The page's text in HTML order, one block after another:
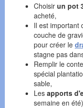
Choisir un pot
acheté,
Il est important
couche de
pour créer le
stagne pas
Remplir le
spécial
sable,
Les apports
semaine en